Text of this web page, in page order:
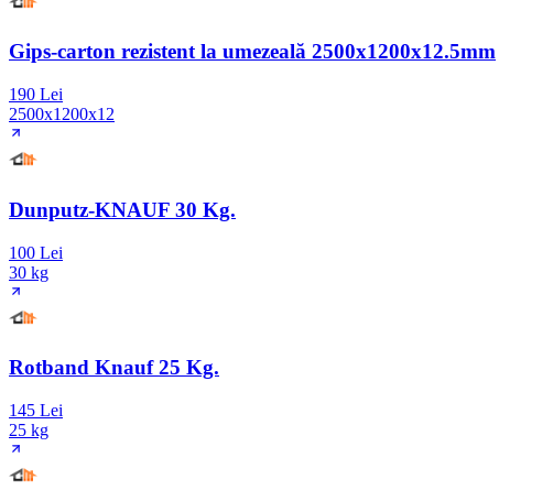
Gips-carton rezistent la umezeală 2500x1200x12.5mm
190 Lei
2500x1200x12
Dunputz-KNAUF 30 Kg.
100 Lei
30 kg
Rotband Knauf 25 Kg.
145 Lei
25 kg